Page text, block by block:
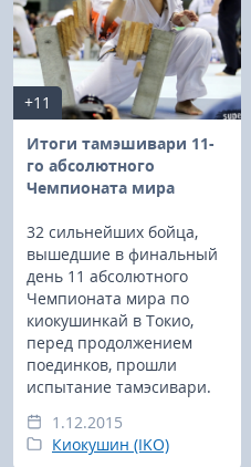
+11
Итоги тамэшивари 11-
го абсолютного
Чемпионата мира
32 сильнейших бойца,
вышедшие в финальный
день 11 абсолютного
Чемпионата мира по
киокушинкай в Токио,
перед продолжением
поединков, прошли
испытание тамэсивари.
1.12.2015
Киокушин (IKO)
Кикбоксинг и K-1
Бокс
UFC и MMA
Муай тай